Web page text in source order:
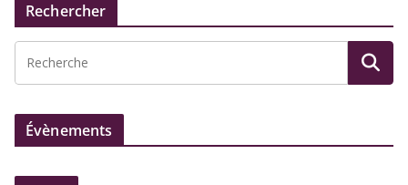
Rechercher
Évènements